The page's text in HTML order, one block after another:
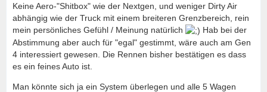
Keine Aero-"Shitbox" wie der Nextgen, und weniger Dirty Air
abhängig wie der Truck mit einem breiteren Grenzbereich, rein
mein persönliches Gefühl / Meinung natürlich
Hab bei der
Abstimmung aber auch für "egal" gestimmt, wäre auch am Gen
4 interessiert gewesen. Die Rennen bisher bestätigen es dass
es ein feines Auto ist.
Man könnte sich ja ein System überlegen und alle 5 Wagen